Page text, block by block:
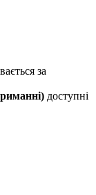
за
доступні